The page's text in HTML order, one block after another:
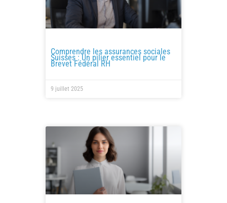
Comprendre les assurances sociales
Suisses : Un pilier essentiel pour le
Brevet Fédéral RH
9 juillet 2025